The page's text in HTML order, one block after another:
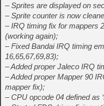
– Sprites are displayed on
– Sprite counter is now
– IRQ timing fix for mappers
(working again);
– Fixed Bandai IRQ timing
16,65,67,69,83);
– Added proper Jaleco IRQ
– Added proper Mapper 90
mapper fix);
– CPU opcode 04 defined as